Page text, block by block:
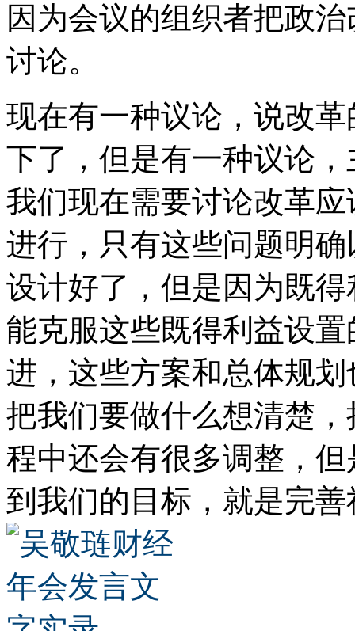
因为会议的组织者把政
讨论。
现在有一种议论，说改
下了，但是有一种议论
我们现在需要讨论改革
进行，只有这些问题明
设计好了，但是因为既
能克服这些既得利益设
进，这些方案和总体规
把我们要做什么想清楚
程中还会有很多调整，
到我们的目标，就是完